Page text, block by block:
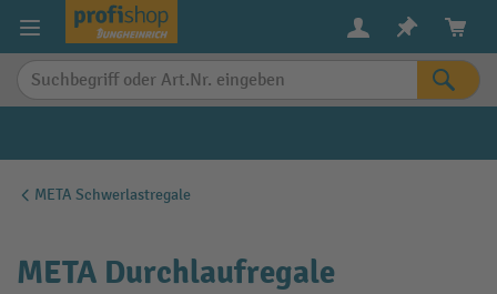
springen
META Schwerlastregale
META Durchlaufregale